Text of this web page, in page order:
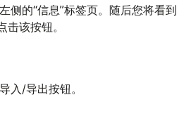
侧的“信息”标签页。随后您将看到
击该按钮。
入/导出按钮。